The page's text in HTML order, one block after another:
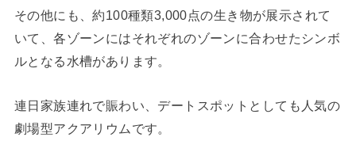
その他にも、約100種類3,000点の生き物が展示されて
いて、各ゾーンにはそれぞれのゾーンに合わせたシンボ
ルとなる水槽があります。
連日家族連れで賑わい、デートスポットとしても人気の
劇場型アクアリウムです。